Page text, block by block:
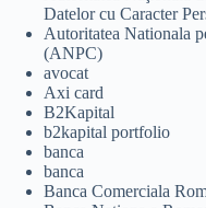
Datelor cu Caracter
Autoritatea Nationala
(ANPC)
avocat
Axi card
B2Kapital
b2kapital portfolio
banca
banca
Banca Comerciala